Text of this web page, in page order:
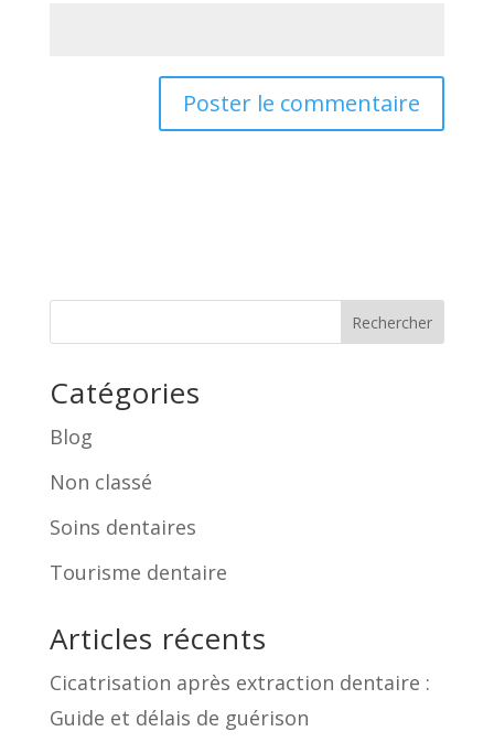
Rechercher
Catégories
Blog
Non classé
Soins dentaires
Tourisme dentaire
Articles récents
Cicatrisation après extraction dentaire :
Guide et délais de guérison